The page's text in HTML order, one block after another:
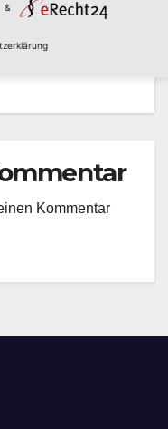
STADT
Kommentar
&